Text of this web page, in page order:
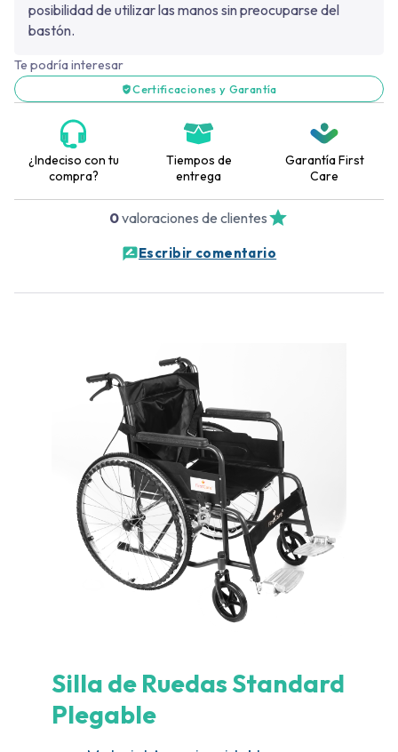
posibilidad de utilizar las manos sin preocuparse del
bastón.
Te podría interesar
Certificaciones y Garantía
¿Indeciso con tu
compra?
Tiempos de
entrega
Garantía First
Care
0valoraciones de clientes
Escribir comentario
Silla de Ruedas Standard
Plegable